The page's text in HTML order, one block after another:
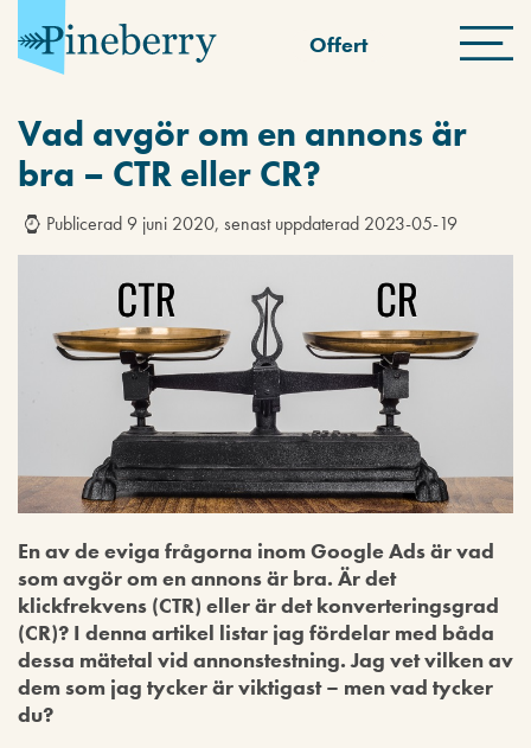
Offert
Vad avgör om en annons är
bra – CTR eller CR?
Publicerad 9 juni 2020, senast uppdaterad 2023-05-19
En av de eviga frågorna inom Google Ads är vad
som avgör om en annons är bra. Är det
klickfrekvens (CTR) eller är det konverteringsgrad
(CR)? I denna artikel listar jag fördelar med båda
dessa mätetal vid annonstestning. Jag vet vilken av
dem som jag tycker är viktigast – men vad tycker
du?